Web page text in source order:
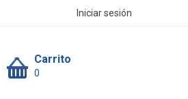
Iniciar sesión
Carrito
0